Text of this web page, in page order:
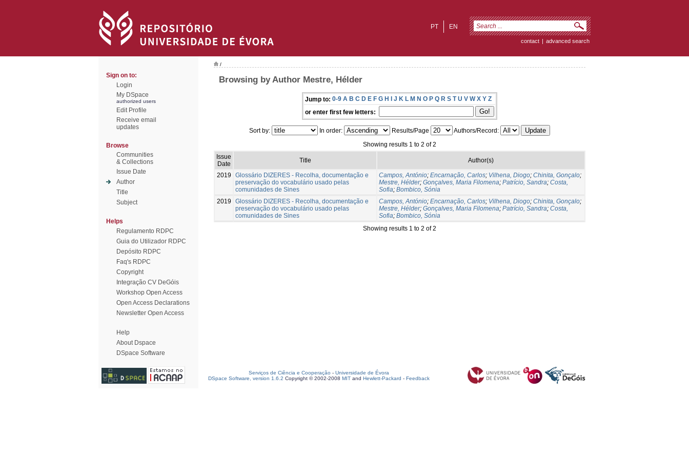
EN
PT
contact | advanced search
Sign on to:
Login
My DSpace
authorized users
Edit Profile
Receive email
updates
Browse
Communities
& Collections
Issue Date
Author
Title
Subject
Helps
Regulamento RDPC
Guia do Utilizador RDPC
Depósito RDPC
Faq's RDPC
Copyright
Integração CV DeGóis
Workshop Open Access
Open Access Declarations
Newsletter Open Access
Help
About Dspace
DSpace Software
/
Browsing by Author Mestre, Hélder
Jump to: 0-9 A B C D E F G H I J K L M N O P Q R S T U V W X Y Z
or enter first few letters:
Sort by: In order: Results/Page
Authors/Record:
Showing results 1 to 2 of 2
Issue
Date
Title Author(s)
2019
Glossário DIZERES - Recolha, documentação e
preservação do vocabulário usado pelas
comunidades de Sines
Campos, António; Encarnação, Carlos; Vilhena, Diogo; Chinita, Gonçalo;
Mestre, Hélder; Gonçalves, Maria Filomena; Patrício, Sandra; Costa,
Sofia; Bombico, Sónia
2019
Glossário DIZERES - Recolha, documentação e
preservação do vocabulário usado pelas
comunidades de Sines
Campos, António; Encarnação, Carlos; Vilhena, Diogo; Chinita, Gonçalo;
Mestre, Hélder; Gonçalves, Maria Filomena; Patrício, Sandra; Costa,
Sofia; Bombico, Sónia
Showing results 1 to 2 of 2
Serviços de Ciência e Cooperação - Universidade de Évora
DSpace Software, version 1.6.2 Copyright © 2002-2008 MIT and Hewlett-Packard - Feedback